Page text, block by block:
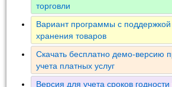
торговли
Вариант программы с поддержкой
хранения товаров
Скачать бесплатно демо-версию
учета платных услуг
Версия для учета сроков